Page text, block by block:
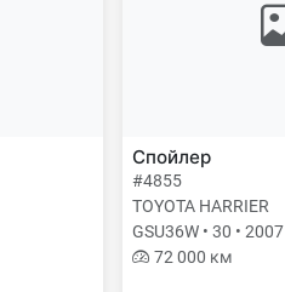
Спойлер
#4855
TOYOTA HARRIER
GSU36W • 30 • 2007
72 000 км